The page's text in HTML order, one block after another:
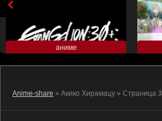
аниме
Anime-share » Акико Хирамацу » Страница 3